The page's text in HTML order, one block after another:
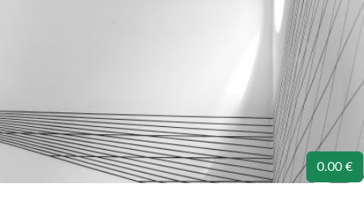
0.00 €